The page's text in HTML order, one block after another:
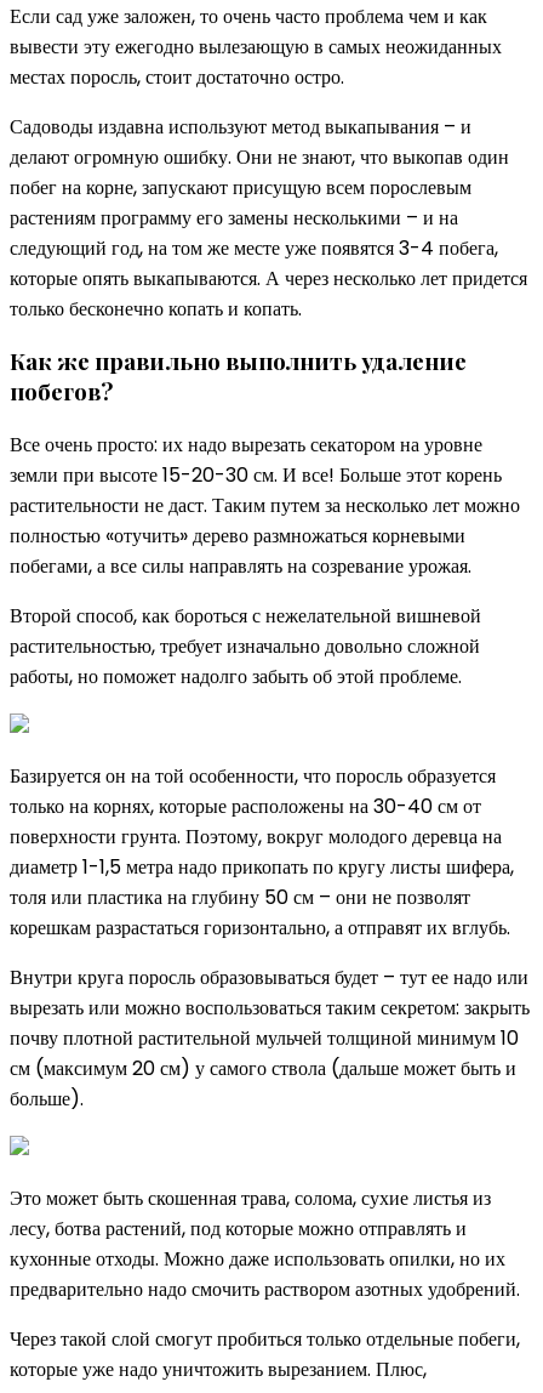
Если сад уже заложен, то очень часто проблема чем и как
вывести эту ежегодно вылезающую в самых неожиданных
местах поросль, стоит достаточно остро.
Садоводы издавна используют метод выкапывания – и
делают огромную ошибку. Они не знают, что выкопав один
побег на корне, запускают присущую всем порослевым
растениям программу его замены несколькими – и на
следующий год, на том же месте уже появятся 3-4 побега,
которые опять выкапываются. А через несколько лет придется
только бесконечно копать и копать.
Как же правильно выполнить удаление
побегов?
Все очень просто: их надо вырезать секатором на уровне
земли при высоте 15-20-30 см. И все! Больше этот корень
растительности не даст. Таким путем за несколько лет можно
полностью «отучить» дерево размножаться корневыми
побегами, а все силы направлять на созревание урожая.
Второй способ, как бороться с нежелательной вишневой
растительностью, требует изначально довольно сложной
работы, но поможет надолго забыть об этой проблеме.
Базируется он на той особенности, что поросль образуется
только на корнях, которые расположены на 30-40 см от
поверхности грунта. Поэтому, вокруг молодого деревца на
диаметр 1-1,5 метра надо прикопать по кругу листы шифера,
толя или пластика на глубину 50 см – они не позволят
корешкам разрастаться горизонтально, а отправят их вглубь.
Внутри круга поросль образовываться будет – тут ее надо или
вырезать или можно воспользоваться таким секретом: закрыть
почву плотной растительной мульчей толщиной минимум 10
см (максимум 20 см) у самого ствола (дальше может быть и
больше).
Это может быть скошенная трава, солома, сухие листья из
лесу, ботва растений, под которые можно отправлять и
кухонные отходы. Можно даже использовать опилки, но их
предварительно надо смочить раствором азотных удобрений.
Через такой слой смогут пробиться только отдельные побеги,
которые уже надо уничтожить вырезанием. Плюс,